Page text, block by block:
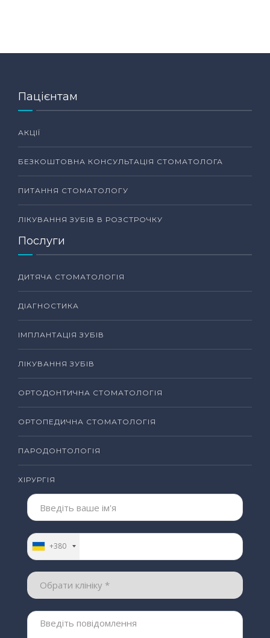
Пацієнтам
АКЦІЇ
БЕЗКОШТОВНА КОНСУЛЬТАЦІЯ СТОМАТОЛОГА
ПИТАННЯ СТОМАТОЛОГУ
ЛІКУВАННЯ ЗУБІВ В РОЗСТРОЧКУ
Послуги
ДИТЯЧА СТОМАТОЛОГІЯ
ДІАГНОСТИКА
ІМПЛАНТАЦІЯ ЗУБІВ
ЛІКУВАННЯ ЗУБІВ
ОРТОДОНТИЧНА СТОМАТОЛОГІЯ
ОРТОПЕДИЧНА СТОМАТОЛОГІЯ
ПАРОДОНТОЛОГІЯ
ХІРУРГІЯ
+380